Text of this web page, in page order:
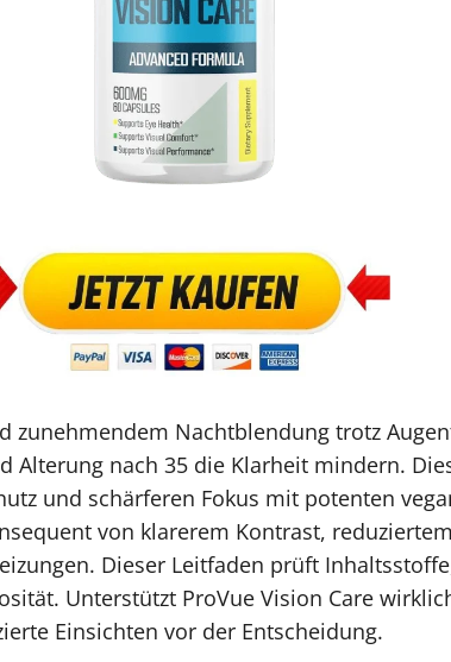
zunehmendem Nachtblendung trotz
Alterung nach 35 die Klarheit mindern.
und schärferen Fokus mit potenten
von klarerem Kontrast,
Dieser Leitfaden prüft
Unterstützt ProVue Vision Care
Einsichten vor der Entscheidung.